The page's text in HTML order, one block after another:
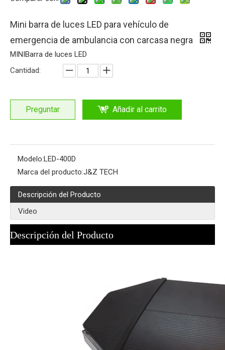
Mini barra de luces LED para vehículo de
emergencia de ambulancia con carcasa negra
MINIBarra de luces LED
Cantidad:
Preguntar Añadir al carrito
Modelo:LED-400D
Marca del producto:J&Z TECH
Descripción del Producto
Video
Descripción del Producto